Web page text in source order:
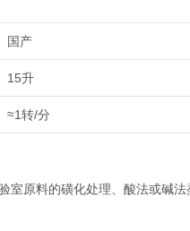
国产
15升
≈1转/分
室原料的磺化处理、酸法或碱